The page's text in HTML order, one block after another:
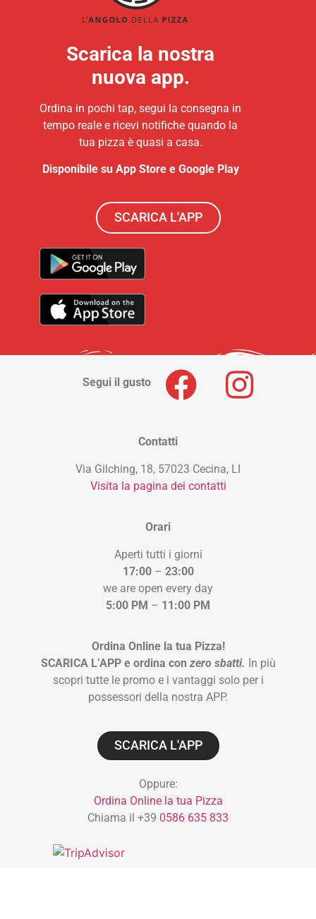
Scarica la nostra
nuova app.
Ordina in pochi tap, segui la consegna in
tempo reale e ricevi notifiche quando la
tua pizza è quasi a casa.
Disponibile su App Store e Google Play
SCARICA L'APP
Segui il gusto
Contatti
Via Gilching, 18, 57023 Cecina, LI
Visita la pagina dei contatti
Orari
Aperti tutti i giorni
17:00– 23:00
we are open every day
5:00 PM – 11:00 PM
Ordina Online la tua Pizza!
SCARICA L’APP e ordina con zero sbatti. In più
scopri tutte le promo e i vantaggi solo per i
possessori della nostra APP.
SCARICA L'APP
Oppure:
Ordina Online la tua Pizza
Chiama il +39 0586 635 833